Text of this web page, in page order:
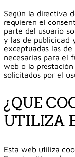
Según la directiva
requieren el
parte del usuario
y las de publicidad
exceptuadas las
necesarias para el
web o la
solicitados por el
¿QUE
UTILIZA
Esta web utiliza